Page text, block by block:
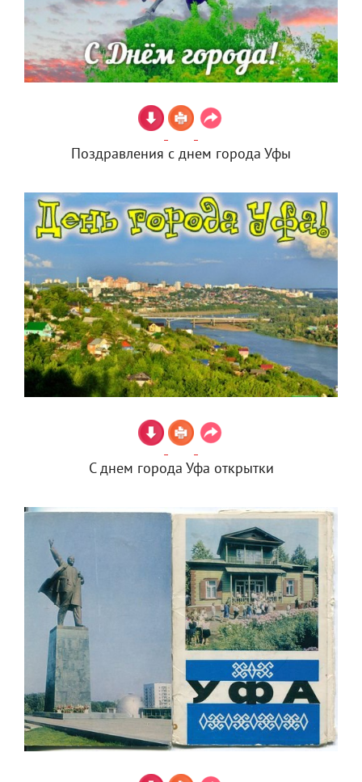
Поздравления с днем города Уфы
С днем города Уфа открытки